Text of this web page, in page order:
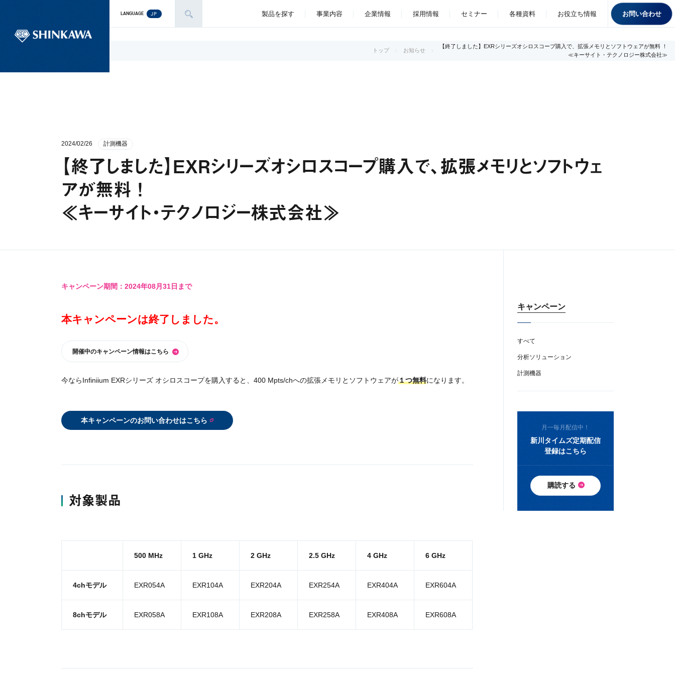
LANGUAGE JP 製品を探す 事業内容 企業情報 採用情報 セミナー 各種資料 お役立ち情報 お問い合わせ
トップ お知らせ
【終了しました】EXRシリーズオシロスコープ購入で、拡張メモリとソフトウェアが無料 ！
≪キーサイト・テクノロジー株式会社≫
2024/02/26 計測機器
【終了しました】EXRシリーズオシロスコープ購入で、拡張メモリとソフトウェ
アが無料 ！
≪キーサイト・テクノロジー株式会社≫
キャンペーン期間：2024年08月31日まで
本キャンペーンは終了しました。
開催中のキャンペーン情報はこちら
今ならInfiniium EXRシリーズ オシロスコープを購入すると、400 Mpts/chへの拡張メモリとソフトウェアが１つ無料になります。
本キャンペーンのお問い合わせはこちら
対象製品
500 MHz 1 GHz 2 GHz 2.5 GHz 4 GHz 6 GHz
4chモデル EXR054A EXR104A EXR204A EXR254A EXR404A EXR604A
8chモデル EXR058A EXR108A EXR208A EXR258A EXR408A EXR608A
キャンペーン
すべて
分析ソリューション
計測機器
月一毎月配信中！
新川タイムズ定期配信
登録はこちら
購読する